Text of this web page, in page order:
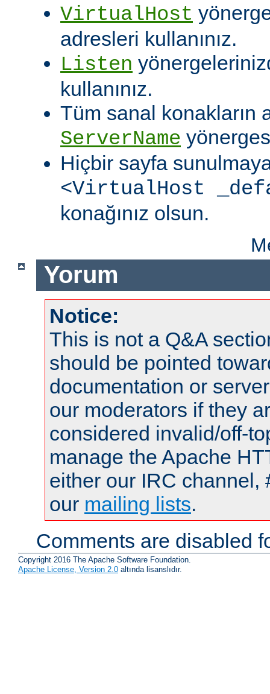
VirtualHost
adresleri kullanınız.
Listen
kullanınız.
Tüm sanal konakların
ServerName
Hiçbir sayfa
<VirtualHost
konağınız olsun.
Yorum
Notice:
This is not a Q&A
should be pointed
documentation or
our moderators if they
considered invalid/off-
manage the Apache
either our IRC channel,
our mailing lists.
Comments are disabled
Copyright 2016 The Apache Software Foundation.
Apache License, Version 2.0 altında lisanslıdır.